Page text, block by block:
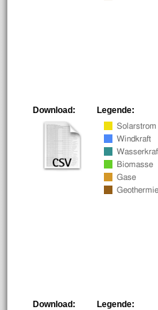
Legende:
Download:
Legende:
Download: